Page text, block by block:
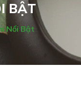
BẬT
Nổi Bật